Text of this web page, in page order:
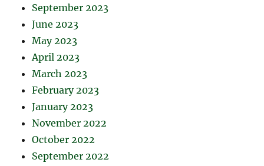
September 2023
June 2023
May 2023
April 2023
March 2023
February 2023
January 2023
November 2022
October 2022
September 2022